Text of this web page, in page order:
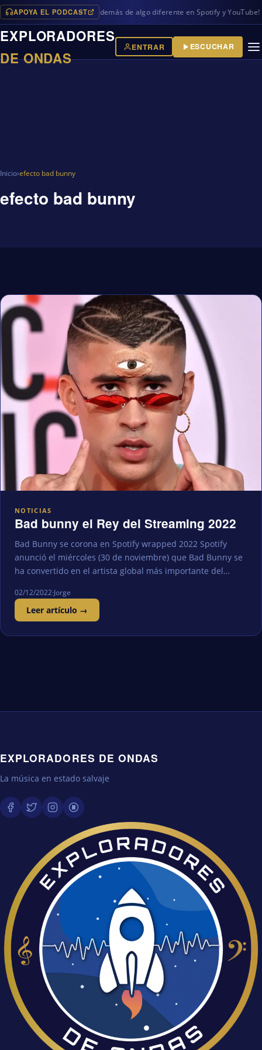
APOYA EL PODCAST
programas en iVoox, además de algo diferente en Spotify y YouTube!
EXPLORADORES
DE ONDAS
ENTRAR ESCUCHAR
Inicio›efecto bad bunny
efecto bad bunny
NOTICIAS
Bad bunny el Rey del Streaming 2022
Bad Bunny se corona en Spotify wrapped 2022 Spotify
anunció el miércoles (30 de noviembre) que Bad Bunny se
ha convertido en el artista global más importante del…
02/12/2022·Jorge
Leer artículo →
EXPLORADORES DE ONDAS
La música en estado salvaje